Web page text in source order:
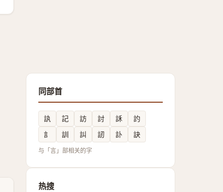
同部首
訙 記 訪 討 訸
訋
訁
訓 訆 訒 訃 訣
与「言」部相关的字
热搜